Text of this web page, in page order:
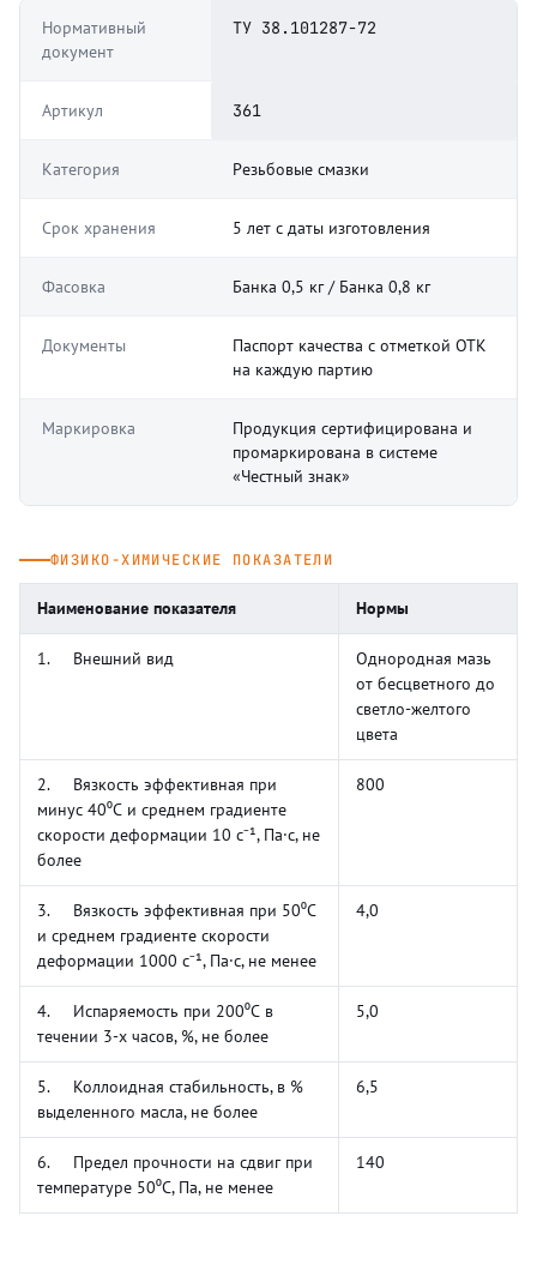
Нормативный
документ
ТУ 38.101287-72
Артикул 361
Категория Резьбовые смазки
Срок хранения 5 лет с даты изготовления
Фасовка Банка 0,5 кг / Банка 0,8 кг
Документы
Паспорт качества с отметкой ОТК
на каждую партию
Маркировка
Продукция сертифицирована и
промаркирована в системе
«Честный знак»
ФИЗИКО-ХИМИЧЕСКИЕ ПОКАЗАТЕЛИ
Наименование показателя Нормы
1. Внешний вид
Однородная мазь
от бесцветного до
светло-желтого
цвета
2. Вязкость эффективная при
минус 40⁰С и среднем градиенте
скорости деформации 10 с⁻¹, Па·с, не
более
800
3. Вязкость эффективная при 50⁰С
и среднем градиенте скорости
деформации 1000 с⁻¹, Па·с, не менее
4,0
4. Испаряемость при 200⁰С в
течении 3-х часов, %, не более
5,0
5. Коллоидная стабильность, в %
выделенного масла, не более
6,5
6. Предел прочности на сдвиг при
температуре 50⁰С, Па, не менее
140